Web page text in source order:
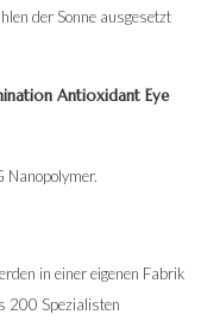
der Sonne ausgesetzt
Antioxidant Eye
Nanopolymer.
in einer eigenen Fabrik
200 Spezialisten